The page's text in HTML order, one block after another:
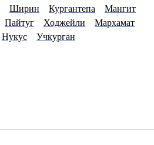
Ширин Кургантепа
Мангит
Пайтуг Ходжейли
Мархамат
Нукус Учкурган